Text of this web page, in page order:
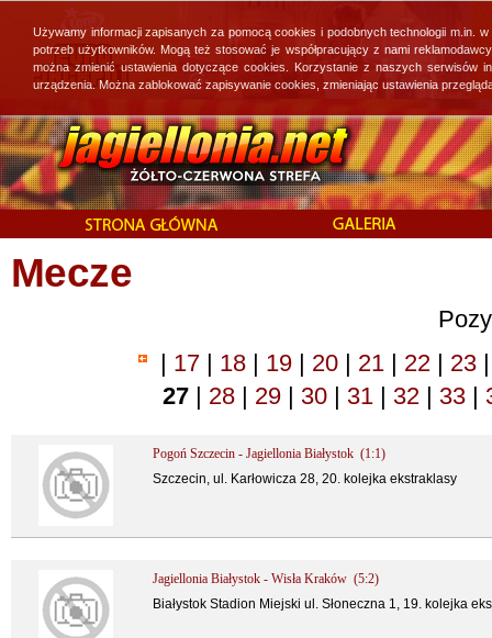
Mecze
| 17 | 18 | 19 | 20 | 21 | 22 | 23 |
27 | 28 | 29 | 30 | 31 | 32 | 33 |
Pogoń Szczecin - Jagiellonia Białystok (1:1)
Szczecin, ul. Karłowicza 28, 20. kolejka ekstraklasy
Jagiellonia Białystok - Wisła Kraków (5:2)
Białystok Stadion Miejski ul. Słoneczna 1, 19. kolejka
Używamy informacji zapisanych za pomocą cookies i podobnych technologii
potrzeb użytkowników. Mogą też stosować je współpracujący z nami
można zmienić ustawienia dotyczące cookies. Korzystanie z naszych
urządzenia. Można zablokować zapisywanie cookies, zmieniając ustawienia